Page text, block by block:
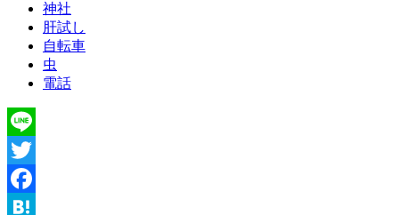
神社
肝試し
自転車
虫
電話
Line
Twitter
Facebook